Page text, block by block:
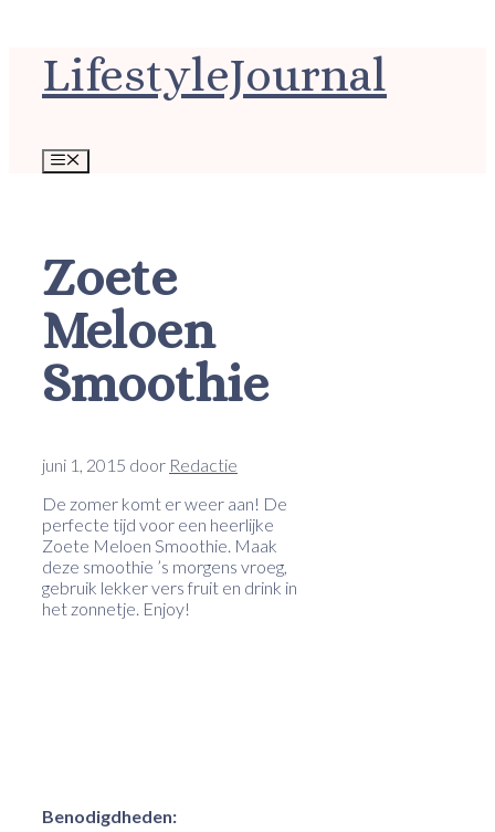
LifestyleJournal
Menu
Zoete
Meloen
Smoothie
juni 1, 2015 door Redactie
De zomer komt er weer aan! De
perfecte tijd voor een heerlijke
Zoete Meloen Smoothie. Maak
deze smoothie ’s morgens vroeg,
gebruik lekker vers fruit en drink in
het zonnetje. Enjoy!
Benodigdheden: